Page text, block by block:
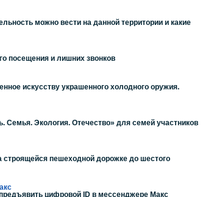
можно вести на данной территории и какие
посещения и лишних звонков
искусству украшенного холодного оружия.
Семья. Экология. Отечество» для семей участников
строящейся пешеходной дорожке до шестого
цифровой ID в мессенджере Макс